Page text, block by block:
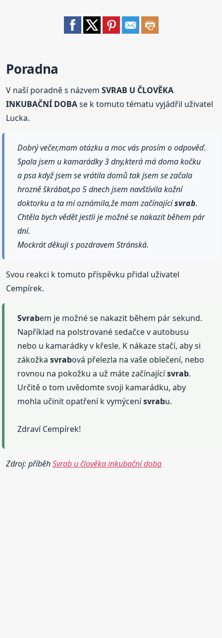
Poradna
V naší poradně s názvemSVRAB U ČLOVĚKA
INKUBAČNÍ DOBAse k tomuto tématu vyjádřil uživatel
Lucka.
Dobrý večer,mam otázku a moc vás prosím o odpověď.
Spala jsem u kamarádky 3 dny,která má doma kočku
a psa když jsem se vrátila domů tak jsem se začala
hrozně škrábat,po 5 dnech jsem navštívila kožní
doktorku a ta mi oznámila,že mam začínajícísvrab.
Chtěla bych vědět jestli je možné se nakazit během pár
dní.
Mockrát děkuji s pozdravem Stránská.
Svou reakci k tomuto příspěvku přidal uživatel
Cempírek.
Svrabem je možné se nakazit během pár sekund.
Například na polstrované sedačce v autobusu
nebo u kamarádky v křesle. K nákaze stačí, aby si
zákožkasvrabová přelezla na vaše oblečení, nebo
rovnou na pokožku a už máte začínajícísvrab.
Určitě o tom uvědomte svoji kamarádku, aby
mohla učinit opatření k vymýcenísvrabu.
Zdraví Cempírek!
Zdroj: příběhSvrab u člověka inkubační doba